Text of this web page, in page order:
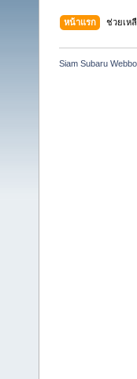
หน้าแรก ช่วยเห
Siam Subaru